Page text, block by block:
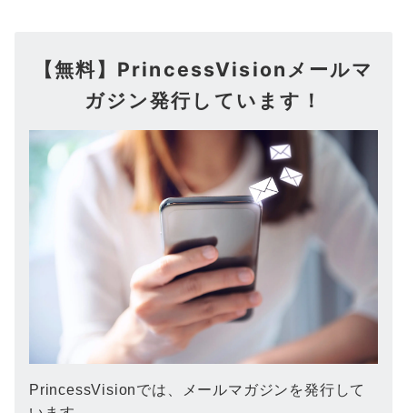
【無料】PrincessVisionメールマ
ガジン発行しています！
PrincessVisionでは、メールマガジンを発行して